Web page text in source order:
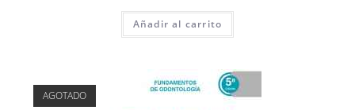
Añadir al carrito
AGOTADO